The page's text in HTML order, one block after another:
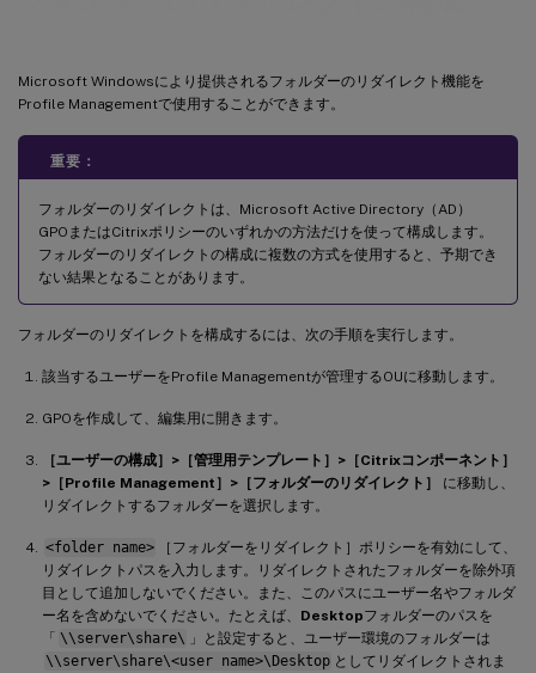
Microsoft Windowsにより提供されるフォルダーのリダイレクト機能を
Profile Managementで使用することができます。
重要：
フォルダーのリダイレクトは、Microsoft Active Directory（AD）
GPOまたはCitrixポリシーのいずれかの方法だけを使って構成します。
フォルダーのリダイレクトの構成に複数の方式を使用すると、予期でき
ない結果となることがあります。
フォルダーのリダイレクトを構成するには、次の手順を実行します。
該当するユーザーをProfile Managementが管理するOUに移動します。
GPOを作成して、編集用に開きます。
［ユーザーの構成］>［管理用テンプレート］>［Citrixコンポーネント］
>［Profile Management］>［フォルダーのリダイレクト］
に移動し、
リダイレクトするフォルダーを選択します。
<folder name>
［フォルダーをリダイレクト］ポリシーを有効にして、
リダイレクトパスを入力します。リダイレクトされたフォルダーを除外項
目として追加しないでください。また、このパスにユーザー名やフォルダ
ー名を含めないでください。たとえば、 Desktopフォルダーのパスを
「 \\server\share\
」と設定すると、ユーザー環境のフォルダーは
\\server\share\<user name>\Desktop としてリダイレクトされま